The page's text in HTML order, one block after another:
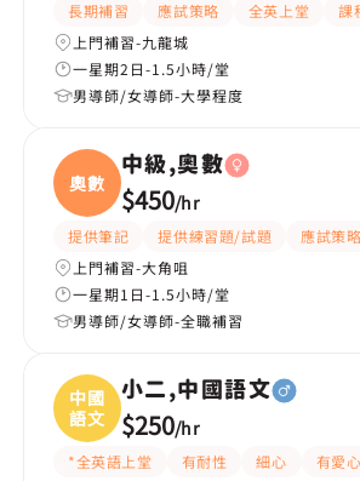
長期補習 應試策略 全英上堂 課
上門補習-九龍城
一星期2日-1.5小時/堂
男導師/女導師-大學程度
奧數
中級,奧數
$450/hr
提供筆記 提供練習題/試題
應試策略
上門補習-大角咀
一星期1日-1.5小時/堂
男導師/女導師-全職補習
中國
語文
小二,中國語文
$250/hr
*全英語上堂 有耐性 細心 有愛心